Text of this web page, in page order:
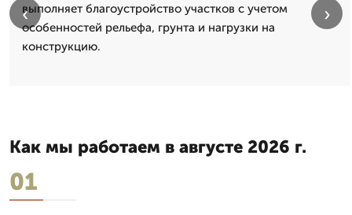
выполняет благоустройство участков с учетом
особенностей рельефа, грунта и нагрузки на
конструкцию.
‹ ›
Как мы работаем в августе 2026 г.
01